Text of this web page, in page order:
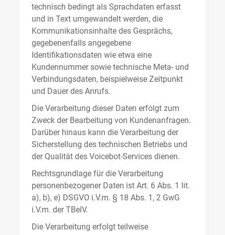
technisch bedingt als Sprachdaten erfasst
und in Text umgewandelt werden, die
Kommunikationsinhalte des Gesprächs,
gegebenenfalls angegebene
Identifikationsdaten wie etwa eine
Kundennummer sowie technische Meta- und
Verbindungsdaten, beispielweise Zeitpunkt
und Dauer des Anrufs.
Die Verarbeitung dieser Daten erfolgt zum
Zweck der Bearbeitung von Kundenanfragen.
Darüber hinaus kann die Verarbeitung der
Sicherstellung des technischen Betriebs und
der Qualität des Voicebot-Services dienen.
Rechtsgrundlage für die Verarbeitung
personenbezogener Daten ist Art. 6 Abs. 1 lit.
a), b), e) DSGVO i.V.m. § 18 Abs. 1, 2 GwG
i.V.m. der TBelV.
Die Verarbeitung erfolgt teilweise